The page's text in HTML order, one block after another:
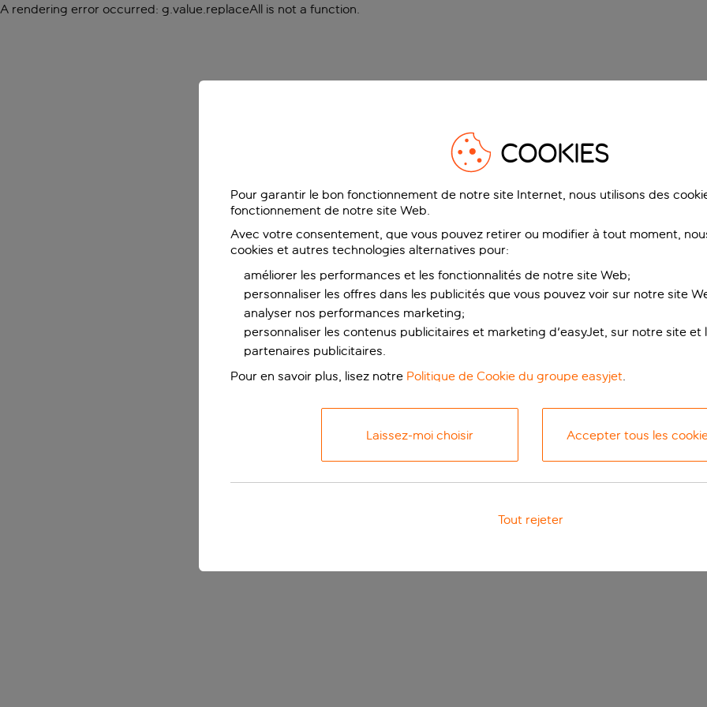
A rendering error occurred: g.value.replaceAll is not a function.
COOKIES
Pour garantir le bon fonctionnement de notre site Internet, nous utilisons des
fonctionnement de notre site Web.
Avec votre consentement, que vous pouvez retirer ou modifier à tout moment,
cookies et autres technologies alternatives pour:
améliorer les performances et les fonctionnalités de notre site Web;
personnaliser les offres dans les publicités que vous pouvez voir sur notre site
analyser nos performances marketing;
personnaliser les contenus publicitaires et marketing d'easyJet, sur notre site et
partenaires publicitaires.
Pour en savoir plus, lisez notre Politique de Cookie du groupe easyjet.
Laissez-moi choisir Accepter tous les
Tout rejeter